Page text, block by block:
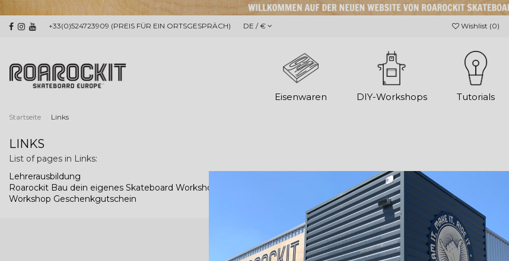
+33(0)524723909 (PREIS FÜR EIN ORTSGESPRÄCH) DE / € Wishlist (0)
Eisenwaren DIY-Workshops Tutorials
Startseite Links
LINKS
List of pages in Links:
Lehrerausbildung
Roarockit Bau dein eigenes Skateboard Workshops
Workshop Geschenkgutschein